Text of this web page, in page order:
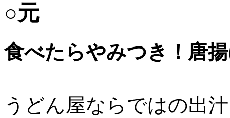
○元
食べたらやみつき！唐
うどん屋ならではの出